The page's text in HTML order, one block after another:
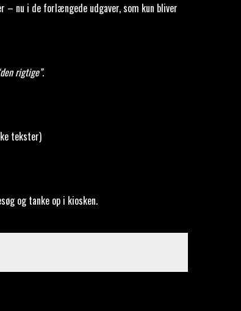
– nu i de forlængede udgaver, som kun bliver
rigtige”.
tekster)
og tanke op i kiosken.